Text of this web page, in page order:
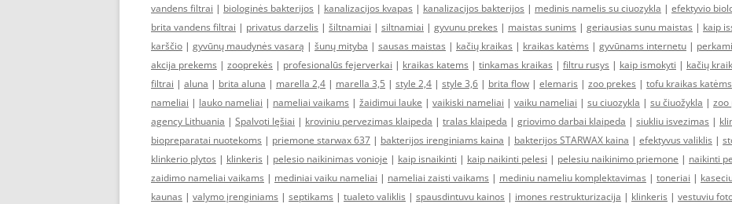
vandens filtrai | biologinės bakterijos | kanalizacijos kvapas | kanalizacijos bakterijos | medinis namelis su ciuozykla | efektyvio
brita vandens filtrai | privatus darzelis | šiltnamiai | siltnamiai | gyvunu prekes | maistas sunims | geriausias sunu maistas | kaip
karščio | gyvūnų maudynės vasarą | šunų mityba | sausas maistas | kačių kraikas | kraikas katėms | gyvūnams internetu |
akcija prekems | zooprekės | profesionalūs fejerverkai | kraikas katems | tinkamas kraikas | filtru rusys | kaip ismokyti | kačių
filtrai | aluna | brita aluna | marella 2,4 | marella 3,5 | style 2,4 | style 3,6 | brita flow | elemaris | zoo prekes | tofu kraikas katėms
nameliai | lauko nameliai | nameliai vaikams | žaidimui lauke | vaikiski nameliai | vaiku nameliai | su ciuozykla | su čiuožykla | zoo
agency Lithuania | Spalvoti lęšiai | kroviniu pervezimas klaipeda | tralas klaipeda | griovimo darbai klaipeda | siukliu isvezimas |
biopreparatai nuotekoms | priemone starwax 637 | bakterijos irenginiams kaina | bakterijos STARWAX kaina | efektyvus valiklis |
klinkerio plytos | klinkeris | pelesio naikinimas vonioje | kaip isnaikinti | kaip naikinti pelesi | pelesiu naikinimo priemone | naikinti
zaidimo nameliai vaikams | mediniai vaiku nameliai | nameliai zaisti vaikams | mediniu nameliu komplektavimas | toneriai |
kaunas | valymo įrenginiams | septikams | tualeto valiklis | spausdintuvu kainos | imones restrukturizacija | klinkeris | vestuviu